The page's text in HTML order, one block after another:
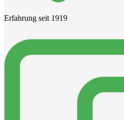
Erfahrung seit 1919